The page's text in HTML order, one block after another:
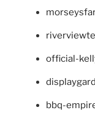
official-
bbq-